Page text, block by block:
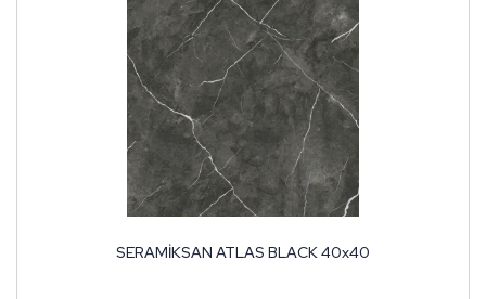
SERAMİKSAN ATLAS BLACK 40x40